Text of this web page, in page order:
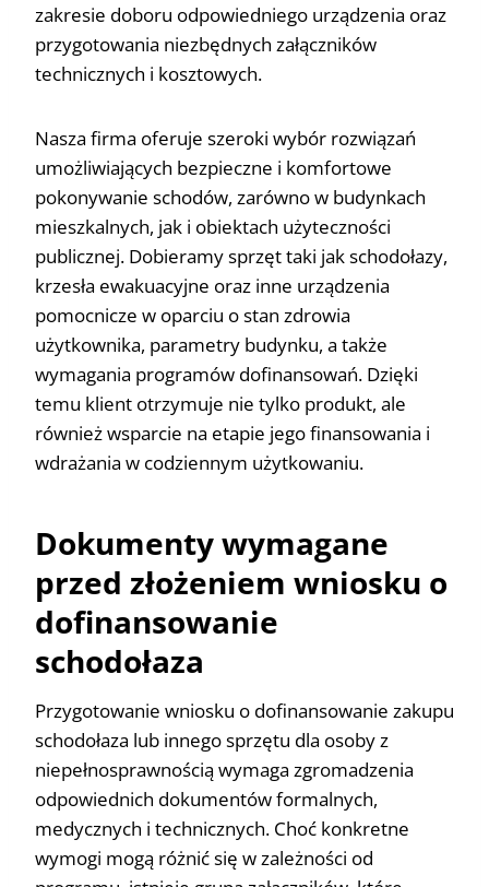
zakresie doboru odpowiedniego urządzenia oraz
przygotowania niezbędnych załączników
technicznych i kosztowych.
Nasza firma oferuje szeroki wybór rozwiązań
umożliwiających bezpieczne i komfortowe
pokonywanie schodów, zarówno w budynkach
mieszkalnych, jak i obiektach użyteczności
publicznej. Dobieramy sprzęt taki jak schodołazy,
krzesła ewakuacyjne oraz inne urządzenia
pomocnicze w oparciu o stan zdrowia
użytkownika, parametry budynku, a także
wymagania programów dofinansowań. Dzięki
temu klient otrzymuje nie tylko produkt, ale
również wsparcie na etapie jego finansowania i
wdrażania w codziennym użytkowaniu.
Dokumenty wymagane
przed złożeniem wniosku o
dofinansowanie
schodołaza
Przygotowanie wniosku o dofinansowanie zakupu
schodołaza lub innego sprzętu dla osoby z
niepełnosprawnością wymaga zgromadzenia
odpowiednich dokumentów formalnych,
medycznych i technicznych. Choć konkretne
wymogi mogą różnić się w zależności od